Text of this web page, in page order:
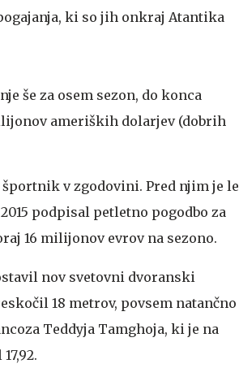
ki so jih onkraj Atantika
še za osem sezon, do konca
ameriških dolarjev (dobrih
v zgodovini. Pred njim je le
podpisal petletno pogodbo za
16 milijonov evrov na sezono.
nov svetovni dvoranski
18 metrov, povsem natančno
Teddyja Tamghoja, ki je na